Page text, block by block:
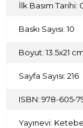
unsurlar
İlk Basım Tarihi:
Baskı Sayısı: 10
Boyut: 13.5x21 cm
Sayfa Sayısı: 216
ISBN: 978-605-
Yayınevi: Ketebe